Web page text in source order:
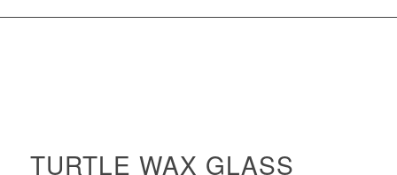
TURTLE WAX GLASS